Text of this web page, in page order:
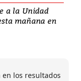
a la Unidad
mañana en
los resultados